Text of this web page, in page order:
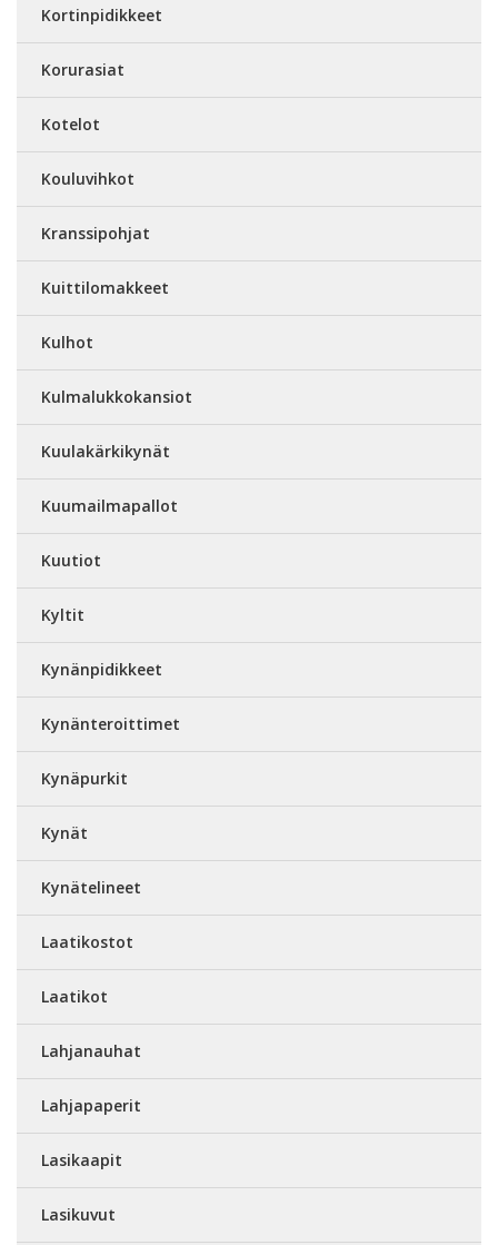
Kortinpidikkeet
Korurasiat
Kotelot
Kouluvihkot
Kranssipohjat
Kuittilomakkeet
Kulhot
Kulmalukkokansiot
Kuulakärkikynät
Kuumailmapallot
Kuutiot
Kyltit
Kynänpidikkeet
Kynänteroittimet
Kynäpurkit
Kynät
Kynätelineet
Laatikostot
Laatikot
Lahjanauhat
Lahjapaperit
Lasikaapit
Lasikuvut